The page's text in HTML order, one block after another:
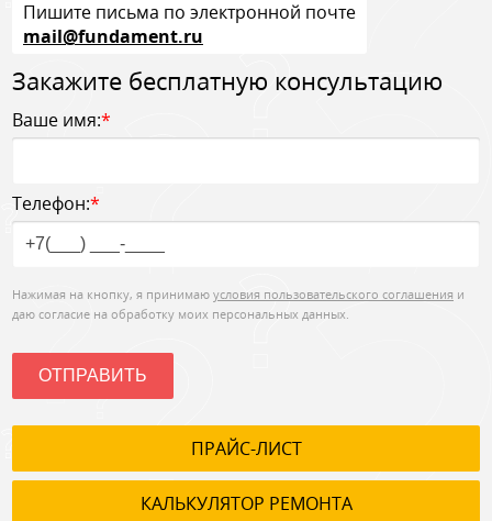
Пишите письма по электронной почте
mail@fundament.ru
Закажите бесплатную консультацию
Ваше имя:*
Телефон:*
Нажимая на кнопку, я принимаю условия пользовательского соглашения и
даю согласие на обработку моих персональных данных.
ОТПРАВИТЬ
ПРАЙС-ЛИСТ
КАЛЬКУЛЯТОР РЕМОНТА